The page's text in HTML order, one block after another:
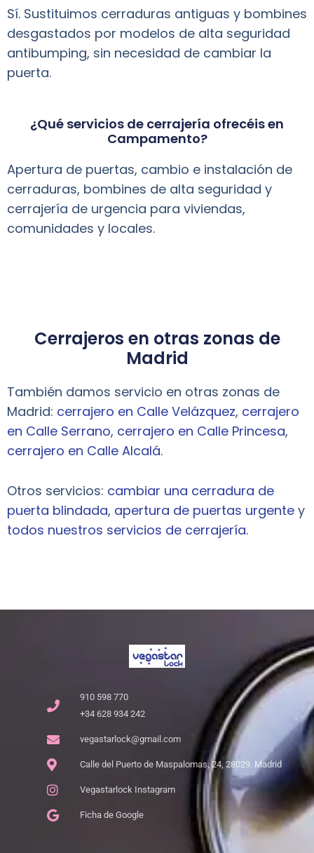
Sí. Sustituimos cerraduras antiguas y bombines
desgastados por modelos de alta seguridad
antibumping, sin necesidad de cambiar la
puerta.
¿Qué servicios de cerrajería ofrecéis en
Campamento?
Apertura de puertas, cambio e instalación de
cerraduras, bombines de alta seguridad y
cerrajería de urgencia para viviendas,
comunidades y locales.
Cerrajeros en otras zonas de
Madrid
También damos servicio en otras zonas de
Madrid: cerrajero en Calle Velázquez, cerrajero
en Calle Serrano, cerrajero en Calle Princesa,
cerrajero en Calle Alcalá.
Otros servicios: cambiar una cerradura de
puerta blindada, apertura de puertas urgente y
todos nuestros servicios de cerrajería.
910 598 770
+34 628 934 242
vegastarlock@gmail.com
Calle del Puerto de Maspalomas, 24, 28029. Madrid
Vegastarlock Instagram
Ficha de Google